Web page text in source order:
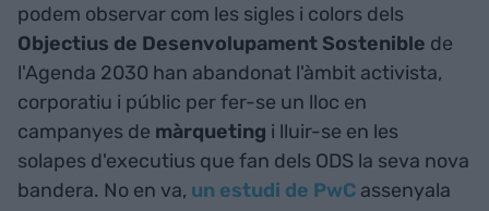
podem observar com les sigles i colors dels
Objectius de Desenvolupament Sostenible de
l'Agenda 2030 han abandonat l'àmbit activista,
corporatiu i públic per fer-se un lloc en
campanyes de màrqueting i lluir-se en les
solapes d'executius que fan dels ODS la seva nova
bandera. No en va, un estudi de PwC assenyala